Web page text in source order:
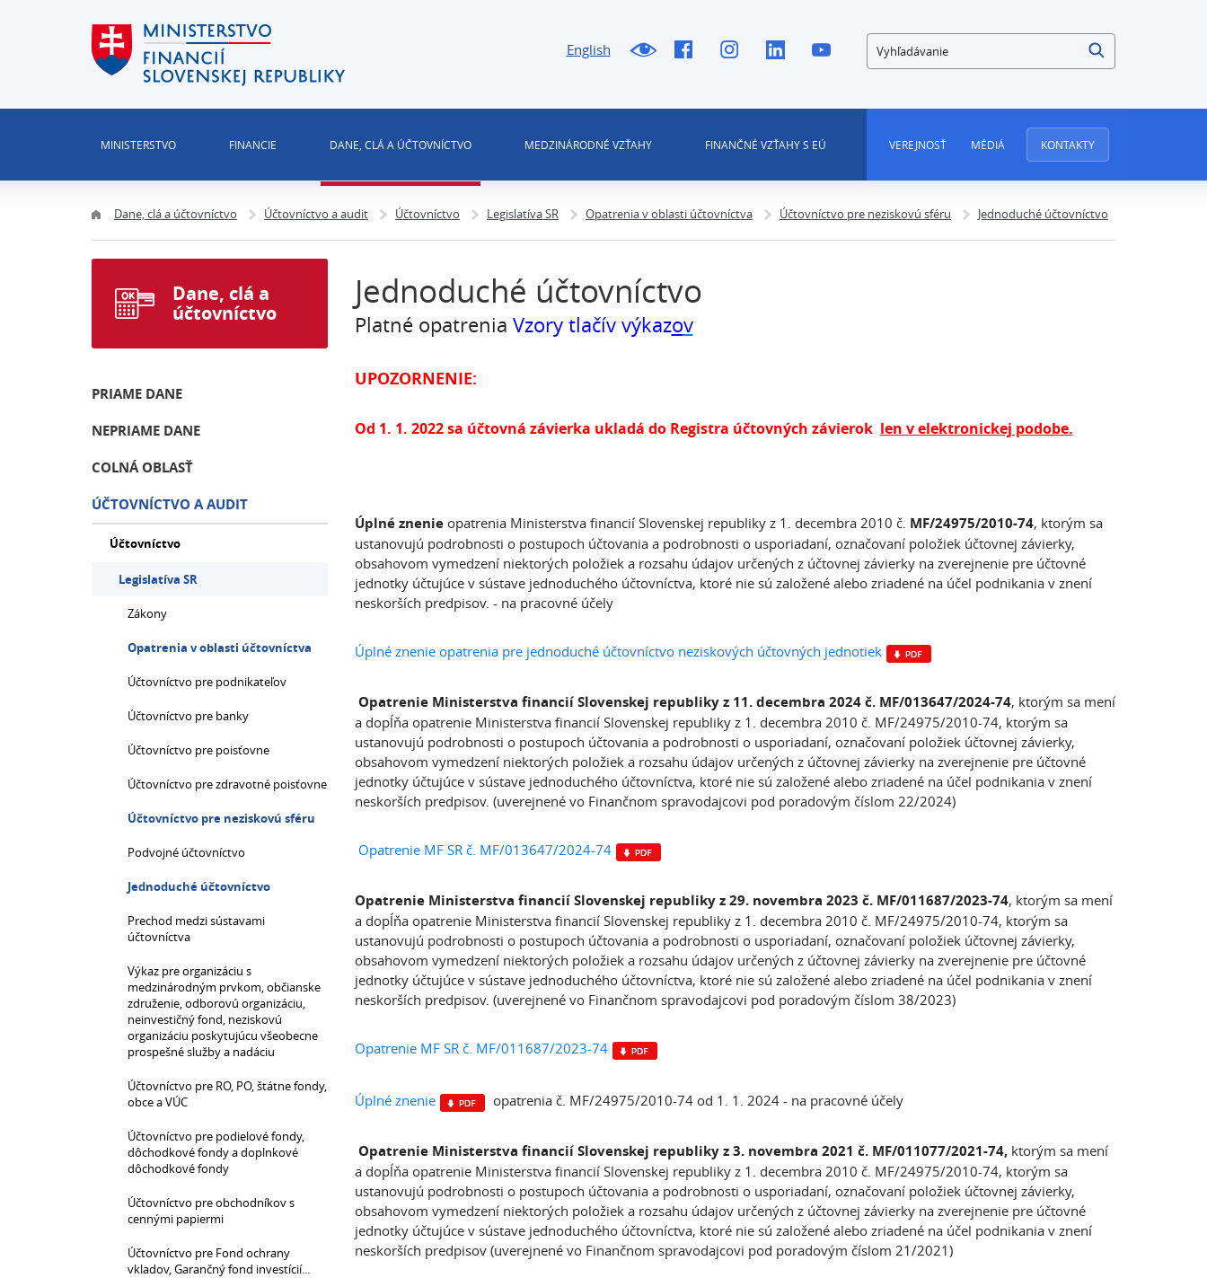
English Vyhľadávanie
MINISTERSTVO FINANCIE DANE, CLÁ A ÚČTOVNÍCTVO MEDZINÁRODNÉ VZŤAHY FINANČNÉ VZŤAHY S EÚ VEREJNOSŤ MÉDIÁ KONTAKTY
Dane, clá a účtovníctvo Účtovníctvo a audit Účtovníctvo Legislatíva SR Opatrenia v oblasti účtovníctva Účtovníctvo pre neziskovú sféru Jednoduché účtovníctvo
Jednoduché účtovníctvo
Platné opatrenia Vzory tlačív výkazov
UPOZORNENIE:
Od 1. 1. 2022 sa účtovná závierka ukladá do Registra účtovných závierok len v elektronickej podobe.
Úplné znenieopatrenia Ministerstva financií Slovenskej republiky z 1. decembra 2010 č. MF/24975/2010-74, ktorým sa
ustanovujú podrobnosti o postupoch účtovania a podrobnosti o usporiadaní, označovaní položiek účtovnej závierky,
obsahovom vymedzení niektorých položiek a rozsahu údajov určených z účtovnej závierky na zverejnenie pre účtovné
jednotky účtujúce v sústave jednoduchého účtovníctva, ktoré nie sú založené alebo zriadené na účel podnikania v znení
neskorších predpisov. - na pracovné účely
Úplné znenie opatrenia pre jednoduché účtovníctvo neziskových účtovných jednotiek
Opatrenie Ministerstva financií Slovenskej republiky z 11. decembra 2024 č. MF/013647/2024-74, ktorým sa mení
a dopĺňa opatrenie Ministerstva financií Slovenskej republiky z 1. decembra 2010 č. MF/24975/2010-74, ktorým sa
ustanovujú podrobnosti o postupoch účtovania a podrobnosti o usporiadaní, označovaní položiek účtovnej závierky,
obsahovom vymedzení niektorých položiek a rozsahu údajov určených z účtovnej závierky na zverejnenie pre účtovné
jednotky účtujúce v sústave jednoduchého účtovníctva, ktoré nie sú založené alebo zriadené na účel podnikania v znení
neskorších predpisov. (uverejnené vo Finančnom spravodajcovi pod poradovým číslom 22/2024)
Opatrenie MF SR č. MF/013647/2024-74
Opatrenie Ministerstva financií Slovenskej republiky z 29. novembra 2023 č. MF/011687/2023-74, ktorým sa mení
a dopĺňa opatrenie Ministerstva financií Slovenskej republiky z 1. decembra 2010 č. MF/24975/2010-74, ktorým sa
ustanovujú podrobnosti o postupoch účtovania a podrobnosti o usporiadaní, označovaní položiek účtovnej závierky,
obsahovom vymedzení niektorých položiek a rozsahu údajov určených z účtovnej závierky na zverejnenie pre účtovné
jednotky účtujúce v sústave jednoduchého účtovníctva, ktoré nie sú založené alebo zriadené na účel podnikania v znení
neskorších predpisov. (uverejnené vo Finančnom spravodajcovi pod poradovým číslom 38/2023)
Opatrenie MF SR č. MF/011687/2023-74
Úplné znenie opatrenia č. MF/24975/2010-74 od 1. 1. 2024 - na pracovné účely
Opatrenie Ministerstva financií Slovenskej republiky z 3. novembra 2021 č. MF/011077/2021-74,ktorým sa mení
a dopĺňa opatrenie Ministerstva financií Slovenskej republiky z 1. decembra 2010 č. MF/24975/2010-74, ktorým sa
ustanovujú podrobnosti o postupoch účtovania a podrobnosti o usporiadaní, označovaní položiek účtovnej závierky,
obsahovom vymedzení niektorých položiek a rozsahu údajov určených z účtovnej závierky na zverejnenie pre účtovné
jednotky účtujúce v sústave jednoduchého účtovníctva, ktoré nie sú založené alebo zriadené na účel podnikania v znení
neskorších predpisov (uverejnené vo Finančnom spravodajcovi pod poradovým číslom 21/2021)
Dane, clá a
účtovníctvo
PRIAME DANE
NEPRIAME DANE
COLNÁ OBLASŤ
ÚČTOVNÍCTVO A AUDIT
Účtovníctvo
Legislatíva SR
Zákony
Opatrenia v oblasti účtovníctva
Účtovníctvo pre podnikateľov
Účtovníctvo pre banky
Účtovníctvo pre poisťovne
Účtovníctvo pre zdravotné poisťovne
Účtovníctvo pre neziskovú sféru
Podvojné účtovníctvo
Jednoduché účtovníctvo
Prechod medzi sústavami
účtovníctva
Výkaz pre organizáciu s
medzinárodným prvkom, občianske
združenie, odborovú organizáciu,
neinvestičný fond, neziskovú
organizáciu poskytujúcu všeobecne
prospešné služby a nadáciu
Účtovníctvo pre RO, PO, štátne fondy,
obce a VÚC
Účtovníctvo pre podielové fondy,
dôchodkové fondy a doplnkové
dôchodkové fondy
Účtovníctvo pre obchodníkov s
cennými papiermi
Účtovníctvo pre Fond ochrany
vkladov, Garančný fond investícií...